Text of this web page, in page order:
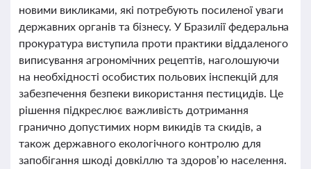
новими викликами, які потребують посиленої уваги
державних органів та бізнесу. У Бразилії федеральна
прокуратура виступила проти практики віддаленого
виписування агрономічних рецептів, наголошуючи
на необхідності особистих польових інспекцій для
забезпечення безпеки використання пестицидів. Це
рішення підкреслює важливість дотримання
гранично допустимих норм викидів та скидів, а
також державного екологічного контролю для
запобігання шкоді довкіллю та здоров’ю населення.